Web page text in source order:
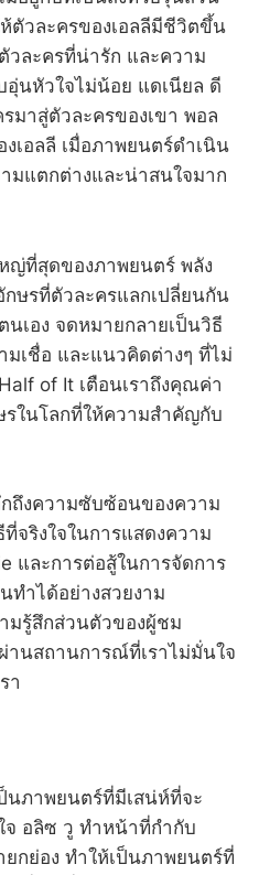
ตัวละครของเอลลีมีชีวิตขึ้น
วละครที่น่ารัก และความ
อุ่นหัวใจไม่น้อย แดเนียล ดี
มาสู่ตัวละครของเขา พอล
เอลลี เมื่อภาพยนตร์ดำเนิน
มแตกต่างและน่าสนใจมาก
ญ่ที่สุดของภาพยนตร์ พลัง
ษรที่ตัวละครแลกเปลี่ยนกัน
เอง จดหมายกลายเป็นวิธี
เชื่อ และแนวคิดต่างๆ ที่ไม่
of It เตือนเราถึงคุณค่า
ในโลกที่ให้ความสำคัญกับ
ถึงความซับซ้อนของความ
จริงใจในการแสดงความ
และการต่อสู้ในการจัดการ
ทำได้อย่างสวยงาม
มรู้สึกส่วนตัวของผู้ชม
านสถานการณ์ที่เราไม่มั่นใจ
า
นภาพยนตร์ที่มีเสน่ห์ที่จะ
อลิซ วู ทำหน้าที่กำกับ
กย่อง ทำให้เป็นภาพยนตร์ที่